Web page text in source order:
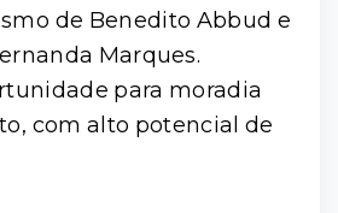
de Benedito Abbud e
Marques.
para moradia
com alto potencial de